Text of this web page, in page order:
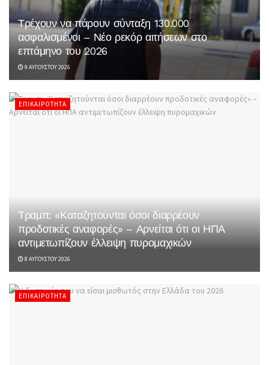
Τρέχουν να πάρουν σύνταξη 130.000
ασφαλισμένοι – Νέο ρεκόρ αιτήσεων στο
επτάμηνο του 2026
9 ΑΥΓΟΎΣΤΟΥ 2026
ΕΠΙΚΑΙΡΌΤΗΤΑ
Τραμπ: «Καταζητούνται όσοι διαρρέουν
προδοτικές αναφορές» – Αρνείται ότι οι ΗΠΑ
αντιμετωπίζουν έλλειψη πυρομαχικών
8 ΑΥΓΟΎΣΤΟΥ 2026
ΕΠΙΚΑΙΡΌΤΗΤΑ